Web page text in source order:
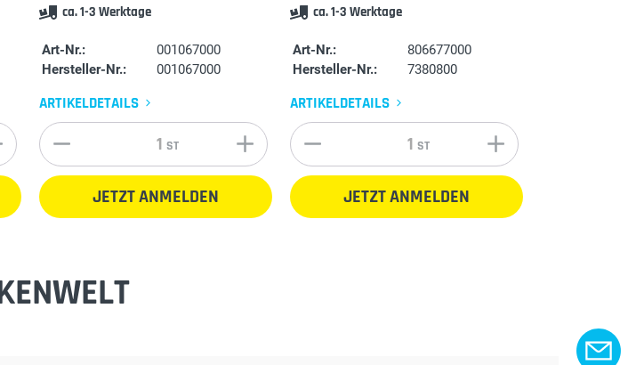
ca. 1-3 Werktage
Art-Nr.:
001067000
Hersteller-Nr.:
001067000
ARTIKELDETAILS
ST
JETZT ANMELDEN
ca. 1-3 Werktage
Art-Nr.:
806677000
Hersteller-Nr.:
7380800
ARTIKELDETAILS
ST
JETZT ANMELDEN